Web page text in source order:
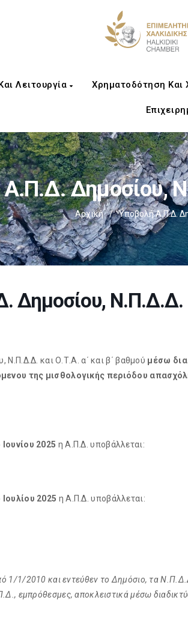
Λειτουργία Χρηματοδότηση Και
Δημοσίου,
Αρχική / Υποβολή Α.Π.Δ.
Δημοσίου, Ν.Π.Δ.Δ.
και Ο.Τ.Α. α΄ και β΄ βαθμού μέσω
της μισθολογικής περιόδου
2025 η Α.Π.Δ. υποβάλλεται:
2025 η Α.Π.Δ. υποβάλλεται:
1/1/2010 και εντεύθεν το Δημόσιο, τα
εμπρόθεσμες, αποκλειστικά μέσω